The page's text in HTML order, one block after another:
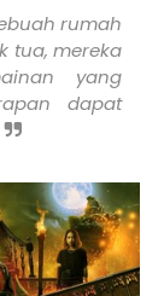
rumah
tua, mereka
yang
dapat